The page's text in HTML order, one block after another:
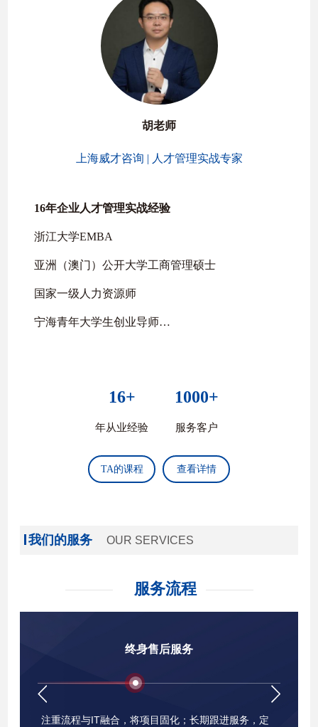
胡老师
上海威才咨询 | 人才管理实战专家
16年企业人才管理实战经验
浙江大学EMBA
亚洲（澳门）公开大学工商管理硕士
国家一级人力资源师
宁海青年大学生创业导师
16+
年从业经验
1000+
服务客户
TA的课程 查看详情
我们的服务 OUR SERVICES
服务流程
终身售后服务
注重流程与IT融合，将项目固化；长期跟进服务，定